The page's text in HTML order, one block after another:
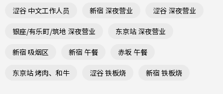
涩谷 中文工作人员 新宿 深夜营业 涩谷 深夜营业
银座/有乐町/筑地 深夜营业 东京站 深夜营业
新宿 吸烟区 新宿 午餐 赤坂 午餐
东京站 烤肉、和牛 涩谷 铁板烧 新宿 铁板烧